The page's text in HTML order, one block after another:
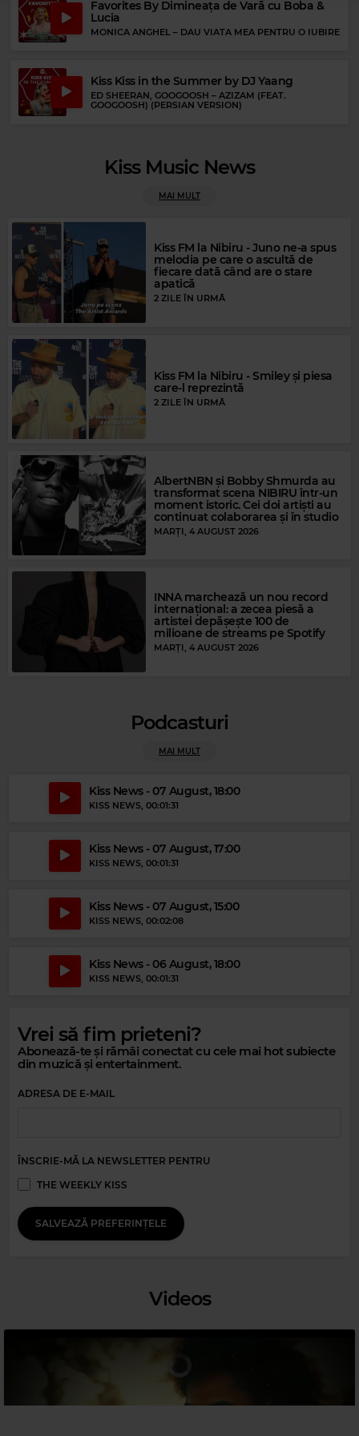
Rock Blues
Magic FM
ALWAYS THE BEST MUSIC
Magic Gold
ETTA JAMES
Magic Party Mix
Magic Relax
BRISTOL LOVE– HOPE OF DELIVERANCE
Favorites By Dimineața de Vară cu Boba &
Lucia
MONICA ANGHEL – DAU VIATA MEA PENTRU O IUBIRE
Kiss Kiss in the Summer by DJ Yaang
ED SHEERAN, GOOGOOSH – AZIZAM (FEAT.
GOOGOOSH) (PERSIAN VERSION)
Kiss Music News
MAI MULT
Kiss FM la Nibiru - Juno ne-a spus
melodia pe care o ascultă de
fiecare dată când are o stare
apatică
2 ZILE ÎN URMĂ
Kiss FM la Nibiru - Smiley și piesa
care-l reprezintă
2 ZILE ÎN URMĂ
AlbertNBN și Bobby Shmurda au
transformat scena NIBIRU într-un
moment istoric. Cei doi artiști au
continuat colaborarea și în studio
MARȚI, 4 AUGUST 2026
INNA marchează un nou record
internațional: a zecea piesă a
artistei depășește 100 de
milioane de streams pe Spotify
MARȚI, 4 AUGUST 2026
Podcasturi
MAI MULT
Kiss News - 07 August, 18:00
KISS NEWS, 00:01:31
Kiss News - 07 August, 17:00
KISS NEWS, 00:01:31
Kiss News - 07 August, 15:00
KISS NEWS, 00:02:08
Kiss News - 06 August, 18:00
KISS NEWS, 00:01:31
Vrei să fim prieteni?
Abonează-te și rămâi conectat cu cele mai hot subiecte
din muzică și entertainment.
ADRESA DE E-MAIL
ÎNSCRIE-MĂ LA NEWSLETTER PENTRU
THE WEEKLY KISS
SALVEAZĂ PREFERINȚELE
Videos